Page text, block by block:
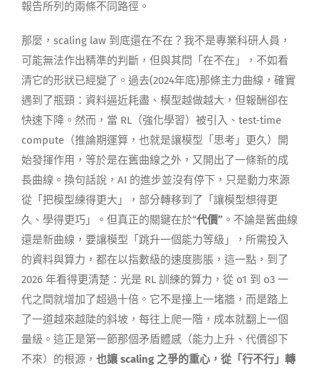
報告所列的兩條不同路徑。
那麼，scaling law 到底還在不在？我不是專業科研人員，
可能無法作出精準的判斷，但與其問「在不在」，不如看
清它的形狀已經變了。過去(2024年底)那條主力曲線，確實
遇到了瓶頸：資料逼近耗盡、模型越做越大，但報酬卻在
快速下降。然而，當 RL（強化學習）被引入、test-time
compute（推論期運算，也就是讓模型「思考」更久）開
始發揮作用，等於是在舊曲線之外，又開出了一條新的成
長曲線。換句話說，AI 的進步並沒有停下，只是動力來源
從「把模型練得更大」，部分轉移到了「讓模型想得更
久、學得更巧」。但真正的關鍵在於“代價” 。不論是舊曲線
還是新曲線，要讓模型「跳升一個能力等級」，所需投入
的資料與算力，都在以指數級的速度膨脹，這一點，到了
2026 年看得更清楚：光是 RL 訓練的算力，從 o1 到 o3 一
代之間就增加了超過十倍。它不是撞上一堵牆，而是踏上
了一道越來越陡的斜坡，每往上爬一階，成本就翻上一個
量級。這正是第一節那個矛盾體感（能力上升、代價卻下
不來）的根源， 也讓 scaling 之爭的重心，從「行不行」轉